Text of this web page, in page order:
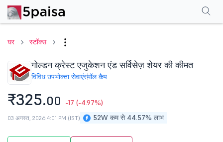
घर स्टॉक्स
गोल्डन क्रेस्ट एजुकेशन एंड सर्विसेज़ शेयर की कीमत
विविध उपभोक्ता सेवाएंस्मॉल कैप
₹325.00 -17 (-4.97%)
52W कम से 44.57% लाभ
03 अगस्त, 2026 4:01 PM (IST)
परफॉर्मेंसफाइनेंशियल्स सामान्य प्रश्न